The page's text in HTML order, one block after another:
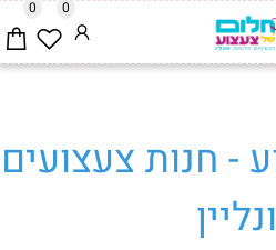
0 0
- חנות צעצועים